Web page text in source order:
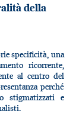
della
specificità, una
ricorrente,
al centro del
perché
stigmatizzati e